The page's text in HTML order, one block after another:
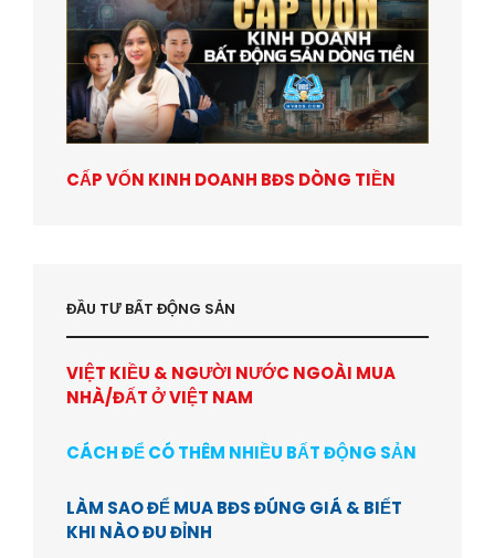
CẤP VỐN KINH DOANH BĐS DÒNG TIỀN
ĐẦU TƯ BẤT ĐỘNG SẢN
VIỆT KIỀU & NGƯỜI NƯỚC NGOÀI MUA
NHÀ/ĐẤT Ở VIỆT NAM
CÁCH ĐỂ CÓ THÊM NHIỀU BẤT ĐỘNG SẢN
LÀM SAO ĐỂ MUA BĐS ĐÚNG GIÁ & BIẾT
KHI NÀO ĐU ĐỈNH